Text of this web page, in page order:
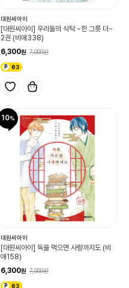
대원씨아이
[대원씨아이] 우리들의 식탁 ~한 그릇 더~
2권 (비애338)
6,300
7,000
63
10
대원씨아이
[대원씨아이] 독을 먹으면 사랑까지도 (비
애158)
6,300
7,000
63